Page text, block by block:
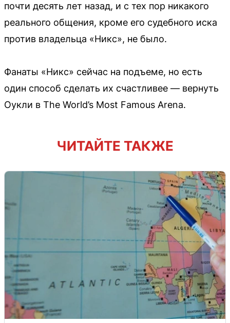
почти десять лет назад, и с тех пор никакого
реального общения, кроме его судебного иска
против владельца «Никс», не было.
Фанаты «Никс» сейчас на подъеме, но есть
один способ сделать их счастливее — вернуть
Оукли в The World’s Most Famous Arena.
ЧИТАЙТЕ ТАКЖЕ